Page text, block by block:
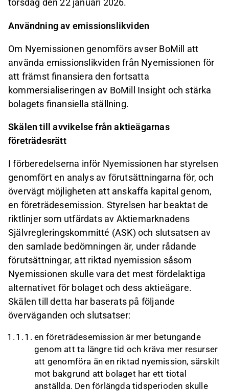
torsdag den 22 januari 2026.
Användning av emissionslikviden
Om Nyemissionen genomförs avser BoMill att
använda emissionslikviden från Nyemissionen för
att främst finansiera den fortsatta
kommersialiseringen av BoMill Insight och stärka
bolagets finansiella ställning.
Skälen till avvikelse från aktieägarnas
företrädesrätt
I förberedelserna inför Nyemissionen har styrelsen
genomfört en analys av förutsättningarna för, och
övervägt möjligheten att anskaffa kapital genom,
en företrädesemission. Styrelsen har beaktat de
riktlinjer som utfärdats av Aktiemarknadens
Självregleringskommitté (ASK) och slutsatsen av
den samlade bedömningen är, under rådande
förutsättningar, att riktad nyemission såsom
Nyemissionen skulle vara det mest fördelaktiga
alternativet för bolaget och dess aktieägare.
Skälen till detta har baserats på följande
överväganden och slutsatser:
en företrädesemission är mer betungande
genom att ta längre tid och kräva mer resurser
att genomföra än en riktad nyemission, särskilt
mot bakgrund att bolaget har ett tiotal
anställda. Den förlängda tidsperioden skulle